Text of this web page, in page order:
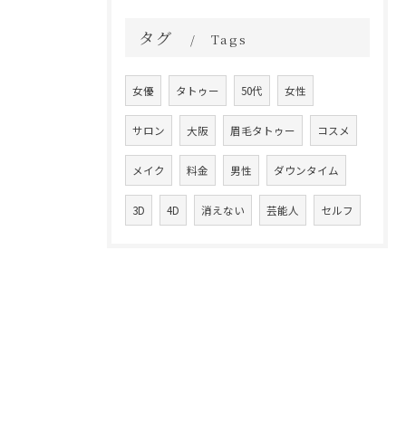
タグ Tags
女優 タトゥー 50代 女性
サロン 大阪 眉毛タトゥー コスメ
メイク 料金 男性 ダウンタイム
3D 4D 消えない 芸能人 セルフ